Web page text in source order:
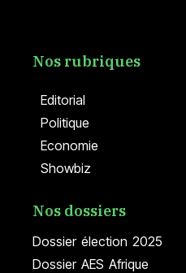
Editorial
Politique
Economie
Showbiz
Nos rubriques
Dossier élection 2025
Dossier AES Afrique
Nos dossiers